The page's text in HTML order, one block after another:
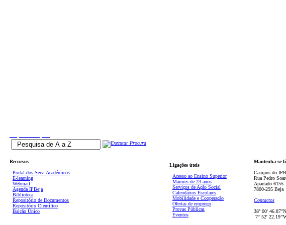
Recursos
Portal dos Serv. Académicos
E-learning
Webmail
Agenda IPBeja
Biblioteca
Repositório de Documentos
Repositório Científico
Balcão Único
Ligações úteis
Acesso ao Ensino Superior
Maiores de 23 anos
Serviços de Ação Social
Calendários Escolares
Mobilidade e Cooperação
Ofertas de emprego
Provas Públicas
Eventos
Mantenha-se
Campus do
Rua Pedro
Apartado 6155
7800-295 Beja
Contactos
38º 00' 46.87''N
7° 52'